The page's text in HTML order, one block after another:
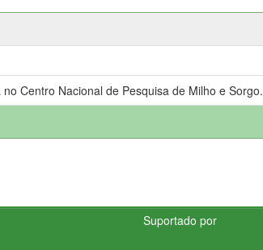
Centro Nacional de Pesquisa de Milho e Sorgo.
Suportado por